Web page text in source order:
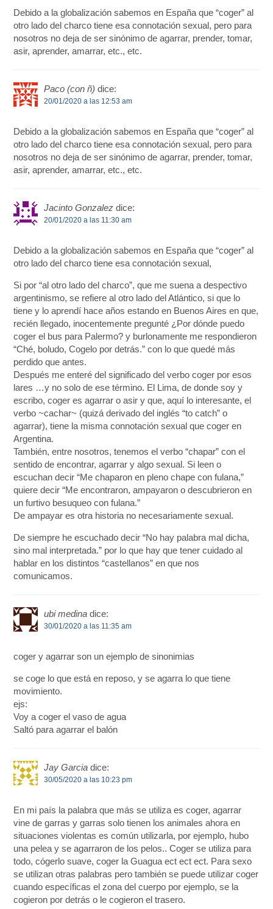
Debido a la globalización sabemos en España que “coger” al
otro lado del charco tiene esa connotación sexual, pero para
nosotros no deja de ser sinónimo de agarrar, prender, tomar,
asir, aprender, amarrar, etc., etc.
Paco (con ñ) dice:
20/01/2020 a las 12:53 am
Debido a la globalización sabemos en España que “coger” al
otro lado del charco tiene esa connotación sexual, pero para
nosotros no deja de ser sinónimo de agarrar, prender, tomar,
asir, aprender, amarrar, etc., etc.
Jacinto Gonzalez dice:
20/01/2020 a las 11:30 am
Debido a la globalización sabemos en España que “coger” al
otro lado del charco tiene esa connotación sexual,
Si por “al otro lado del charco”, que me suena a despectivo
argentinismo, se refiere al otro lado del Atlántico, si que lo
tiene y lo aprendí hace años estando en Buenos Aires en que,
recién llegado, inocentemente pregunté ¿Por dónde puedo
coger el bus para Palermo? y burlonamente me respondieron
“Ché, boludo, Cogelo por detrás.” con lo que quedé más
perdido que antes.
Después me enteré del significado del verbo coger por esos
lares …y no solo de ese término. El Lima, de donde soy y
escribo, coger es agarrar o asir y que, aquí lo interesante, el
verbo ~cachar~ (quizá derivado del inglés “to catch” o
agarrar), tiene la misma connotación sexual que coger en
Argentina.
También, entre nosotros, tenemos el verbo “chapar” con el
sentido de encontrar, agarrar y algo sexual. Si leen o
escuchan decir “Me chaparon en pleno chape con fulana,”
quiere decir “Me encontraron, ampayaron o descubrieron en
un furtivo besuqueo con fulana.”
De ampayar es otra historia no necesariamente sexual.
De siempre he escuchado decir “No hay palabra mal dicha,
sino mal interpretada.” por lo que hay que tener cuidado al
hablar en los distintos “castellanos” en que nos
comunicamos.
ubi medina dice:
30/01/2020 a las 11:35 am
coger y agarrar son un ejemplo de sinonimias
se coge lo que está en reposo, y se agarra lo que tiene
movimiento.
ejs:
Voy a coger el vaso de agua
Saltó para agarrar el balón
Jay Garcia dice:
30/05/2020 a las 10:23 pm
En mi país la palabra que más se utiliza es coger, agarrar
vine de garras y garras solo tienen los animales ahora en
situaciones violentas es común utilizarla, por ejemplo, hubo
una pelea y se agarraron de los pelos.. Coger se utiliza para
todo, cógerlo suave, coger la Guagua ect ect ect. Para sexo
se utilizan otras palabras pero también se puede utilizar coger
cuando específicas el zona del cuerpo por ejemplo, se la
cogieron por detrás o le cogieron el trasero.